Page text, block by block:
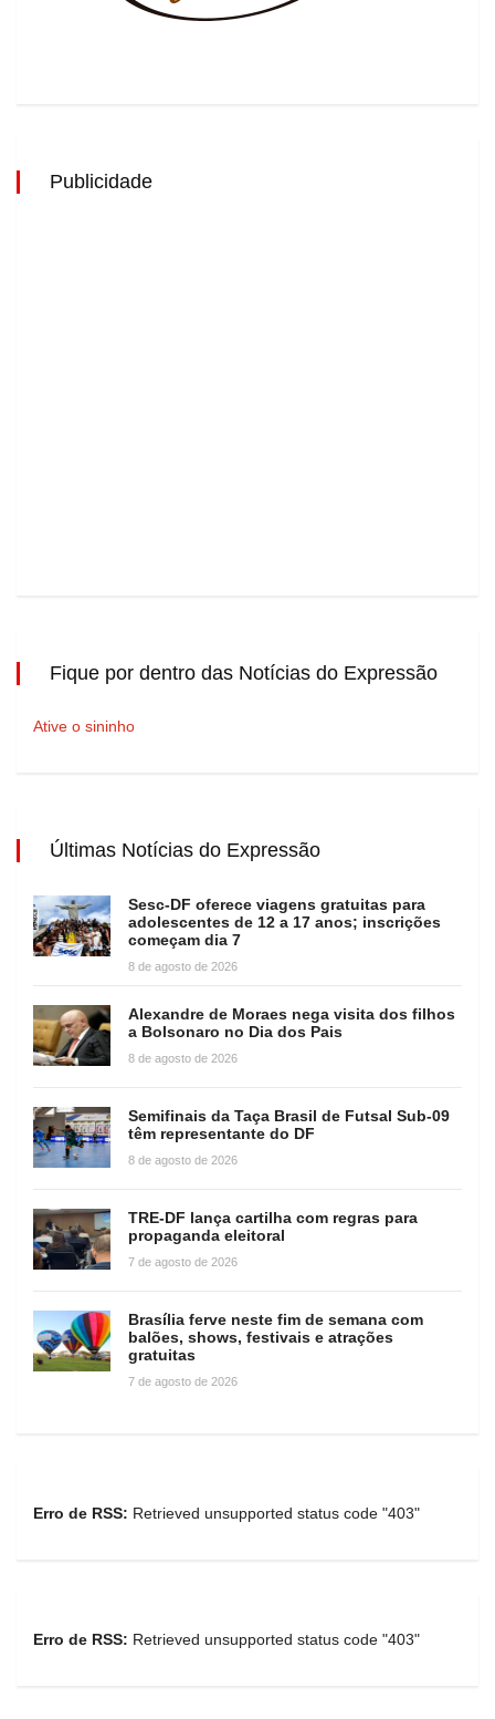
Publicidade
Fique por dentro das Notícias do Expressão
Ative o sininho
Últimas Notícias do Expressão
Sesc-DF oferece viagens gratuitas para
adolescentes de 12 a 17 anos; inscrições
começam dia 7
8 de agosto de 2026
Alexandre de Moraes nega visita dos filhos
a Bolsonaro no Dia dos Pais
8 de agosto de 2026
Semifinais da Taça Brasil de Futsal Sub-09
têm representante do DF
8 de agosto de 2026
TRE-DF lança cartilha com regras para
propaganda eleitoral
7 de agosto de 2026
Brasília ferve neste fim de semana com
balões, shows, festivais e atrações
gratuitas
7 de agosto de 2026
Erro de RSS: Retrieved unsupported status code "403"
Erro de RSS: Retrieved unsupported status code "403"